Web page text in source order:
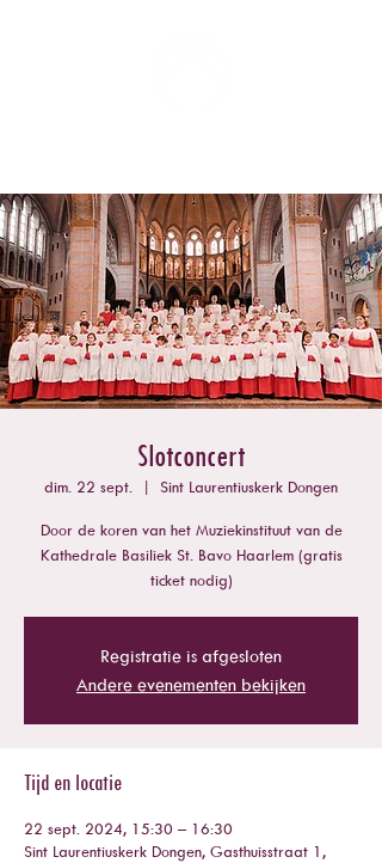
Slotconcert
dim. 22 sept.
  |
Sint Laurentiuskerk Dongen
Door de koren van het Muziekinstituut van de
Kathedrale Basiliek St. Bavo Haarlem (gratis
ticket nodig)
Registratie is afgesloten
Andere evenementen bekijken
Tijd en locatie
22 sept. 2024, 15:30 – 16:30
Sint Laurentiuskerk Dongen, Gasthuisstraat 1,